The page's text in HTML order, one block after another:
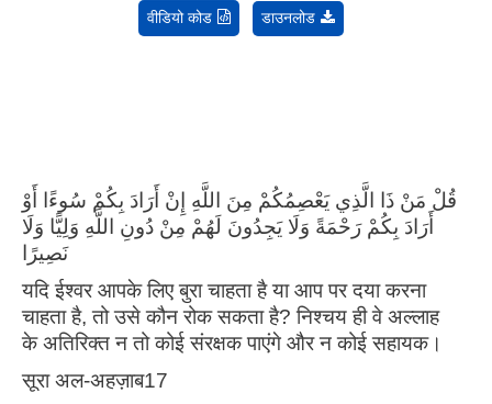
वीडियो कोड डाउनलोड
قُلْ مَنْ ذَا الَّذِي يَعْصِمُكُمْ مِنَ اللَّهِ إِنْ أَرَادَ بِكُمْ سُوءًا أَوْ
أَرَادَ بِكُمْ رَحْمَةً وَلَا يَجِدُونَ لَهُمْ مِنْ دُونِ اللَّهِ وَلِيًّا وَلَا
نَصِيرًا
यदि ईश्वर आपके लिए बुरा चाहता है या आप पर दया करना
चाहता है, तो उसे कौन रोक सकता है? निश्चय ही वे अल्लाह
के अतिरिक्त न तो कोई संरक्षक पाएंगे और न कोई सहायक।
सूरा अल-अहज़ाब17